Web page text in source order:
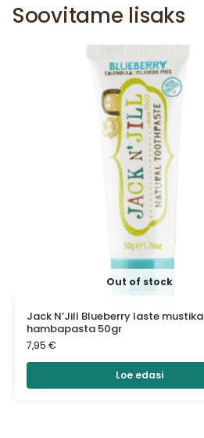
Soovitame lisaks
Out of stock
Jack N’Jill Blueberry laste mustika
hambapasta 50gr
7,95 €
Loe edasi